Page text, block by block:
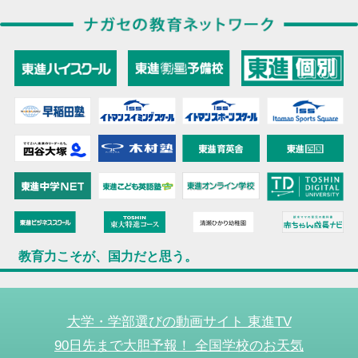
教育力こそが、国力だと思う。
大学・学部選びの動画サイト 東進TV
90日先まで大胆予報！ 全国学校のお天気